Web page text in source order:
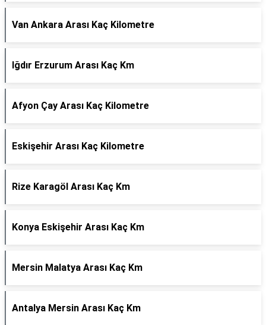
Van Ankara Arası Kaç Kilometre
Iğdır Erzurum Arası Kaç Km
Afyon Çay Arası Kaç Kilometre
Eskişehir Arası Kaç Kilometre
Rize Karagöl Arası Kaç Km
Konya Eskişehir Arası Kaç Km
Mersin Malatya Arası Kaç Km
Antalya Mersin Arası Kaç Km